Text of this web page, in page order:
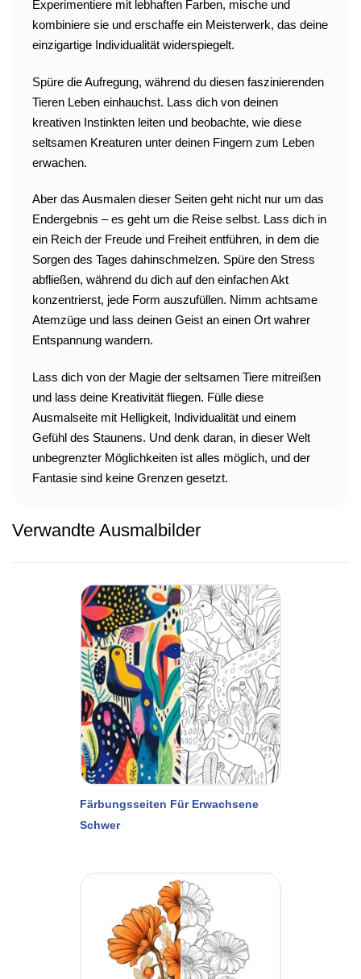
Experimentiere mit lebhaften Farben, mische und
kombiniere sie und erschaffe ein Meisterwerk, das deine
einzigartige Individualität widerspiegelt.
Spüre die Aufregung, während du diesen faszinierenden
Tieren Leben einhauchst. Lass dich von deinen
kreativen Instinkten leiten und beobachte, wie diese
seltsamen Kreaturen unter deinen Fingern zum Leben
erwachen.
Aber das Ausmalen dieser Seiten geht nicht nur um das
Endergebnis – es geht um die Reise selbst. Lass dich in
ein Reich der Freude und Freiheit entführen, in dem die
Sorgen des Tages dahinschmelzen. Spüre den Stress
abfließen, während du dich auf den einfachen Akt
konzentrierst, jede Form auszufüllen. Nimm achtsame
Atemzüge und lass deinen Geist an einen Ort wahrer
Entspannung wandern.
Lass dich von der Magie der seltsamen Tiere mitreißen
und lass deine Kreativität fliegen. Fülle diese
Ausmalseite mit Helligkeit, Individualität und einem
Gefühl des Staunens. Und denk daran, in dieser Welt
unbegrenzter Möglichkeiten ist alles möglich, und der
Fantasie sind keine Grenzen gesetzt.
Verwandte Ausmalbilder
Färbungsseiten Für Erwachsene
Schwer